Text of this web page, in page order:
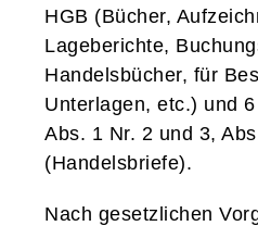
HGB (Bücher,
Lageberichte,
Handelsbücher, für
Unterlagen, etc.) und
Abs. 1 Nr. 2 und 3,
(Handelsbriefe).
Nach gesetzlichen